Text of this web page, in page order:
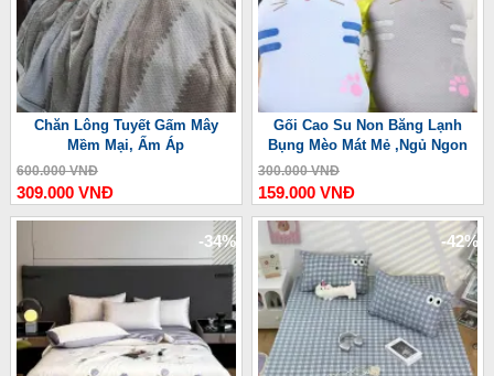
Chăn Lông Tuyết Gấm Mây
Mềm Mại, Ấm Áp
600.000 VNĐ
309.000 VNĐ
Gối Cao Su Non Băng Lạnh
Bụng Mèo Mát Mẻ ,Ngủ Ngon
300.000 VNĐ
159.000 VNĐ
-34% -42%